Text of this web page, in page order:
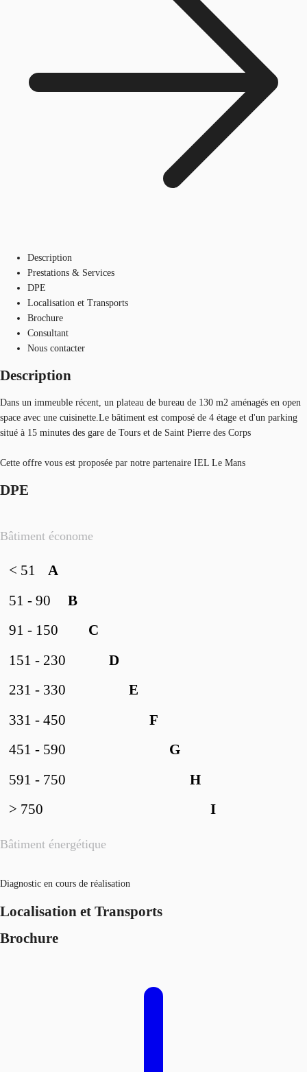
Description
Prestations & Services
DPE
Localisation et Transports
Brochure
Consultant
Nous contacter
Description
Dans un immeuble récent, un plateau de bureau de 130 m2 aménagés en open
space avec une cuisinette.Le bâtiment est composé de 4 étage et d'un parking
situé à 15 minutes des gare de Tours et de Saint Pierre des Corps
Cette offre vous est proposée par notre partenaire IEL Le Mans
DPE
Bâtiment économe
Bâtiment énergétique
A
< 51
B
51 - 90
C
91 - 150
D
151 - 230
E
231 - 330
F
331 - 450
G
451 - 590
H
591 - 750
I
> 750
Diagnostic en cours de réalisation
Localisation et Transports
Brochure